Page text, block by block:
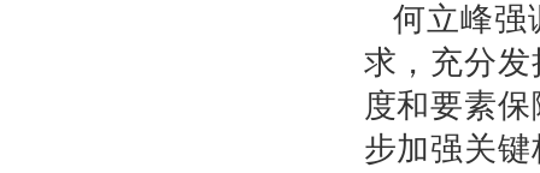
何立峰强
求，充分
度和要素
步加强关